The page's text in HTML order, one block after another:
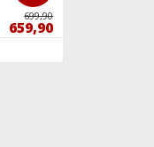
699,90
659,90